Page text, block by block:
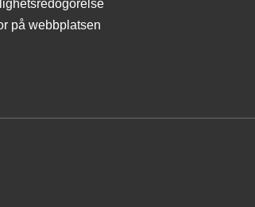
på webbplatsen